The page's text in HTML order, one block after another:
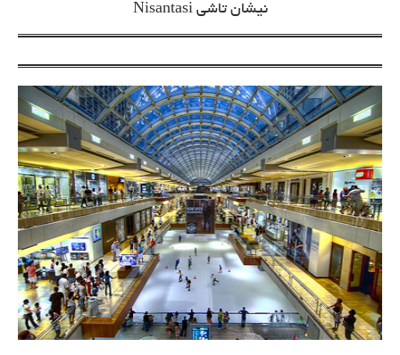
نیشان تاشی Nisantasi